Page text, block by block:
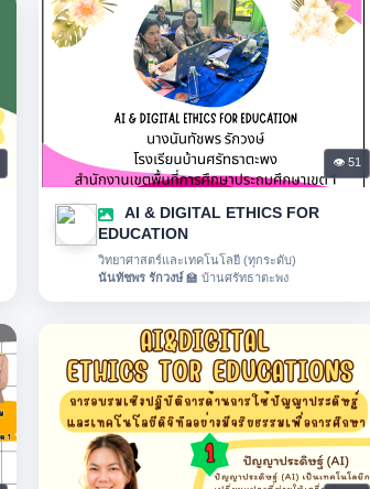
👁 51
AI & DIGITAL ETHICS FOR
EDUCATION
วิทยาศาสตร์และเทคโนโลยี (ทุกระดับ)
นันทัชพร รักวงษ์ 🏫 บ้านศรัทธาตะพง